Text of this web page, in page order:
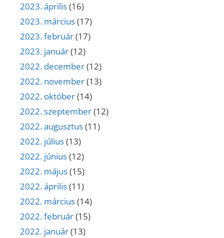
2023. április(16)
2023. március(17)
2023. február(17)
2023. január(12)
2022. december(12)
2022. november(13)
2022. október(14)
2022. szeptember(12)
2022. augusztus(11)
2022. július(13)
2022. június(12)
2022. május(15)
2022. április(11)
2022. március(14)
2022. február(15)
2022. január(13)